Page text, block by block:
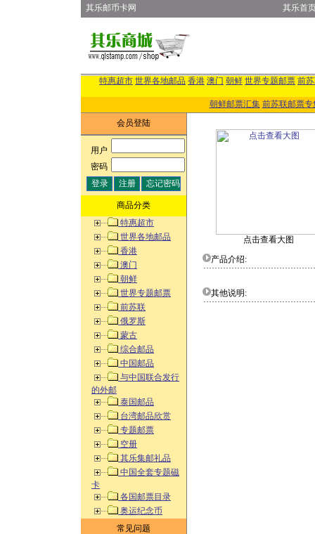
其乐邮币卡网 其乐首
特惠超市 世界各地邮品 香港 澳门 朝鲜 世界专题邮票 前
朝鲜邮票汇集 前苏联邮票专
会员登陆
用户:
密码:
商品分类
特惠超市
世界各地邮品
香港
澳门
朝鲜
世界专题邮票
前苏联
俄罗斯
蒙古
综合邮品
中国邮品
与中国联合发行
的外邮
泰国邮品
台湾邮品欣赏
专题邮票
空册
其乐集邮礼品
中国全套专题磁
卡
各国邮票目录
奥运纪念币
常见问题
点击查看大图
产品介绍:
其他说明: